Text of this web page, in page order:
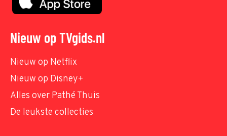
Nieuw op TVgids.nl
Nieuw op Netflix
Nieuw op Disney+
Alles over Pathé Thuis
De leukste collecties